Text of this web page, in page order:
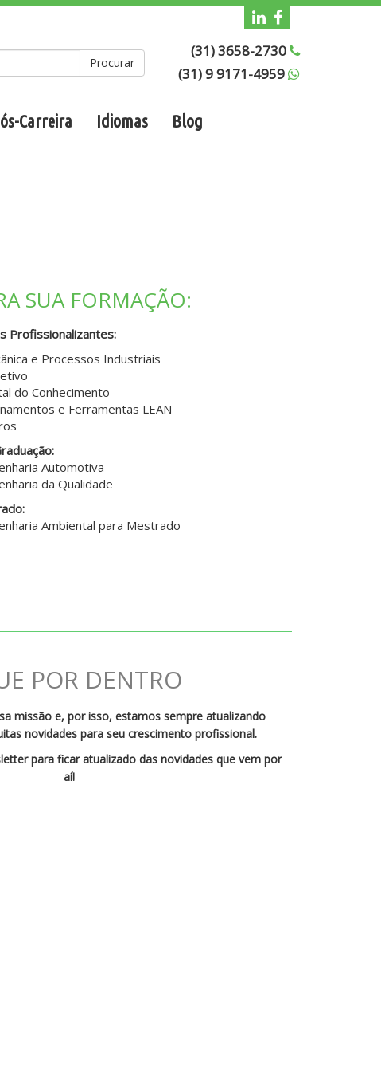
Procurar
(31) 3658-2730
(31) 9 9171-4959
Carreira Idiomas
Blog
SUA FORMAÇÃO:
Profissionalizantes:
e Processos Industriais
do Conhecimento
e Ferramentas LEAN
Automotiva
da Qualidade
Ambiental para Mestrado
POR DENTRO
missão e, por isso, estamos sempre atualizando
novidades para seu crescimento profissional.
para ficar atualizado das novidades que vem por
aí!